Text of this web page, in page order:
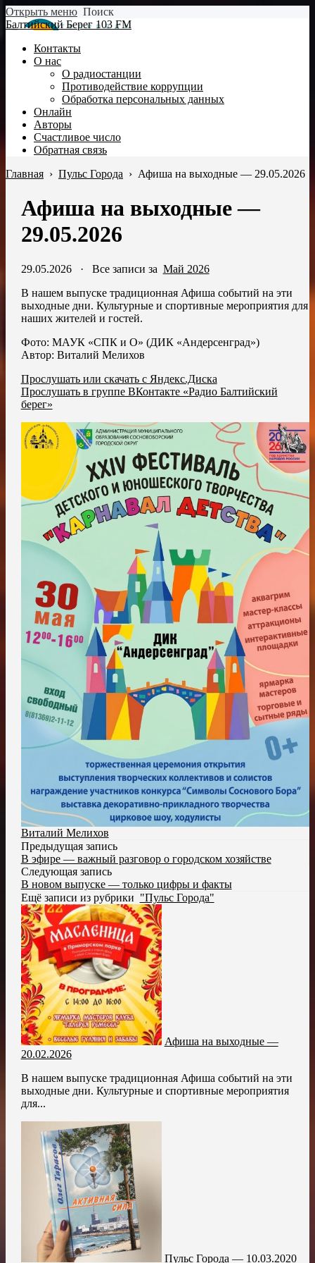
Открыть меню Поиск
Балтийский Берег 103 FM
Контакты
О нас
О радиостанции
Противодействие коррупции
Обработка персональных данных
Онлайн
Авторы
Счастливое число
Обратная связь
Главная › Пульс Города › Афиша на выходные — 29.05.2026
Афиша на выходные —
29.05.2026
29.05.2026· Все записи за Май 2026
В нашем выпуске традиционная Афиша событий на эти
выходные дни. Культурные и спортивные мероприятия для
наших жителей и гостей.
Фото: МАУК «СПК и О» (ДИК «Андерсенград»)
Автор: Виталий Мелихов
Прослушать или скачать с Яндекс.Диска
Прослушать в группе ВКонтакте «Радио Балтийский
берег»
Виталий Мелихов
Предыдущая запись
В эфире — важный разговор о городском хозяйстве
Следующая запись
В новом выпуске — только цифры и факты
Ещё записи из рубрики "Пульс Города"
Афиша на выходные —
20.02.2026
В нашем выпуске традиционная Афиша событий на эти
выходные дни. Культурные и спортивные мероприятия
для...
Пульс Города — 10.03.2020